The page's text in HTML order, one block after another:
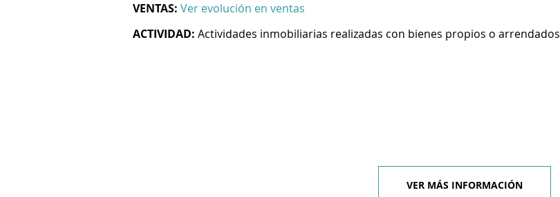
VENTAS: Ver evolución en ventas
ACTIVIDAD: Actividades inmobiliarias realizadas con bienes propios o arrendados
VER MÁS INFORMACIÓN